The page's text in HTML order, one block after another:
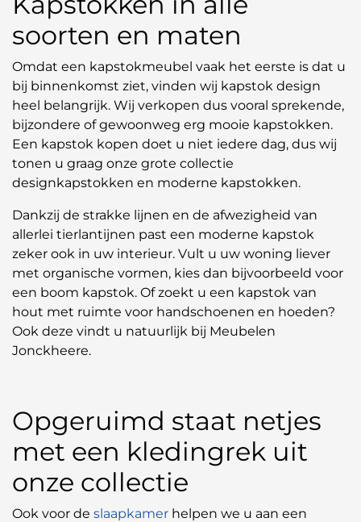
soorten en maten
Omdat een kapstokmeubel vaak het eerste is dat u
bij binnenkomst ziet, vinden wij kapstok design
heel belangrijk. Wij verkopen dus vooral sprekende,
bijzondere of gewoonweg erg mooie kapstokken.
Een kapstok kopen doet u niet iedere dag, dus wij
tonen u graag onze grote collectie
designkapstokken en moderne kapstokken.
Dankzij de strakke lijnen en de afwezigheid van
allerlei tierlantijnen past een moderne kapstok
zeker ook in uw interieur. Vult u uw woning liever
met organische vormen, kies dan bijvoorbeeld voor
een boom kapstok. Of zoekt u een kapstok van
hout met ruimte voor handschoenen en hoeden?
Ook deze vindt u natuurlijk bij Meubelen
Jonckheere.
Opgeruimd staat netjes
met een kledingrek uit
onze collectie
Ook voor de slaapkamer helpen we u aan een